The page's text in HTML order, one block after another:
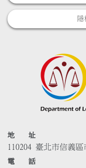
隱
地 址
110204 臺北市信義
電 話